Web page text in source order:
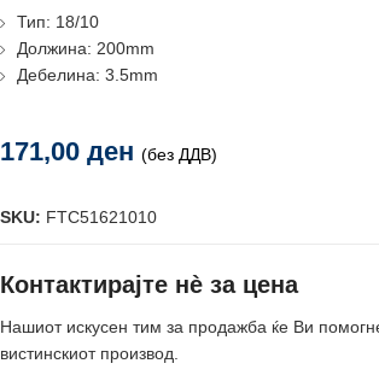
Тип: 18/10
Должина: 200mm
Дебелина: 3.5mm
171,00 ден (без ДДВ)
SKU: FTC51621010
Контактирајте нè за цена
Нашиот искусен тим за продажба ќе Ви
вистинскиот производ.